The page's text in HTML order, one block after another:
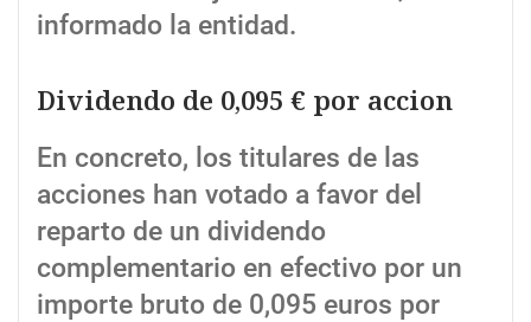
informado la entidad.
Dividendo de 0,095 € por accion
En concreto, los titulares de las
acciones han votado a favor del
reparto de un dividendo
complementario en efectivo por un
importe bruto de 0,095 euros por